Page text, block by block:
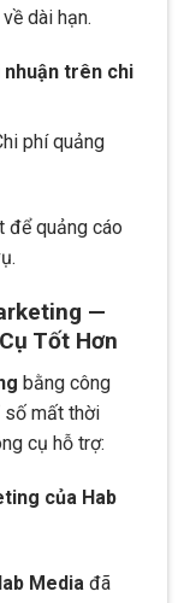
dài hạn.
nhuận trên chi
phí quảng
để quảng cáo
—
Tốt Hơn
bằng công
số mất thời
cụ hỗ trợ:
của Hab
Media đã